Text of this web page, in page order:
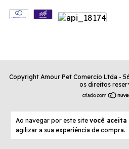
Ao navegar por este site você aceita
agilizar a sua experiência de compra.
Copyright Amour Pet Comercio Ltda -
os direitos